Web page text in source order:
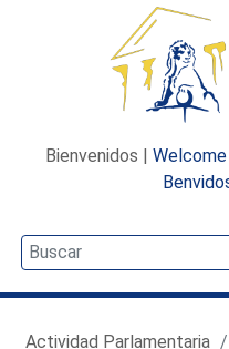
Bienvenidos | Welcome
Actividad Parlamentaria